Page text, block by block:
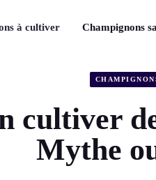
à cultiver Champignons
cultiver
Mythe